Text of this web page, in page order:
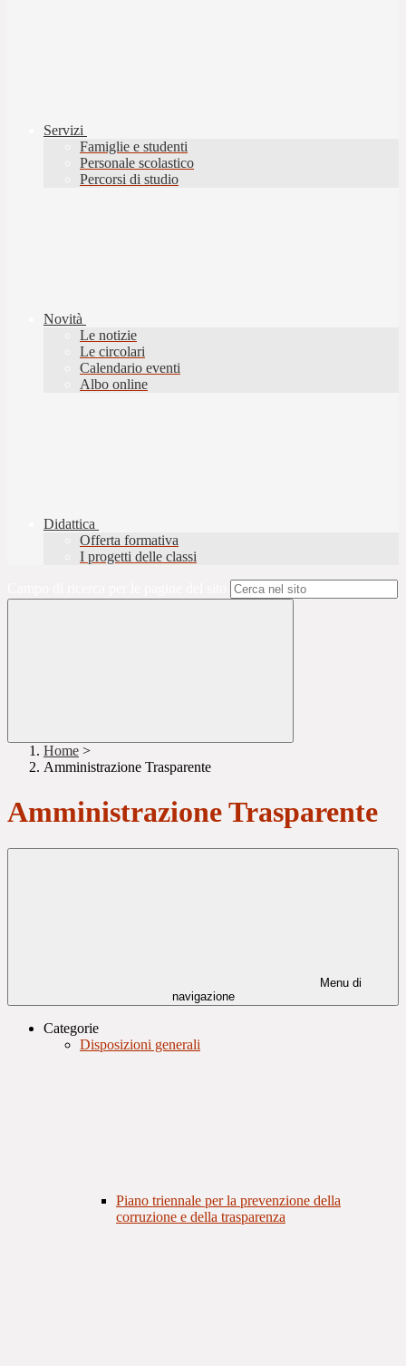
Servizi
Famiglie e studenti
Personale scolastico
Percorsi di studio
Novità
Le notizie
Le circolari
Calendario eventi
Albo online
Didattica
Offerta formativa
I progetti delle classi
Home >
Amministrazione Trasparente
Amministrazione Trasparente
Menu di
navigazione
Categorie
Disposizioni generali
Piano triennale per la prevenzione della
corruzione e della trasparenza